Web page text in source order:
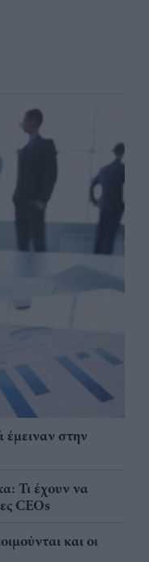
στην
Τι έχουν να
CEOs
και οι